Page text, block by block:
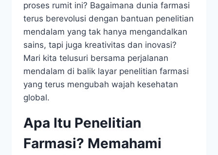
proses rumit ini? Bagaimana dunia farmasi
terus berevolusi dengan bantuan penelitian
mendalam yang tak hanya mengandalkan
sains, tapi juga kreativitas dan inovasi?
Mari kita telusuri bersama perjalanan
mendalam di balik layar penelitian farmasi
yang terus mengubah wajah kesehatan
global.
Apa Itu Penelitian
Farmasi? Memahami